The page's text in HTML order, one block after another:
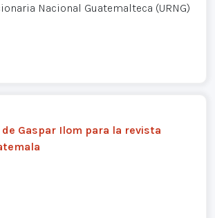
Nacional Guatemalteca (URNG)
Gaspar Ilom para la revista